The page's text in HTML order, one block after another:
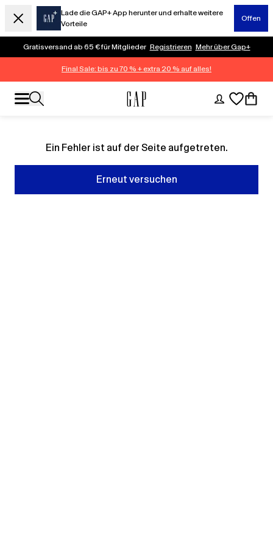
Lade die GAP+ App herunter und erhalte weitere
Vorteile
Offen
Gratisversand ab 65 € für Mitglieder Registrieren Mehr über Gap+
Final Sale: bis zu 70 % + extra 20 % auf alles!
Ein Fehler ist auf der Seite aufgetreten.
Erneut versuchen